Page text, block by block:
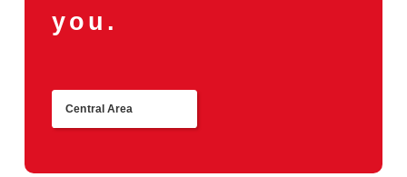
you.
Central Area